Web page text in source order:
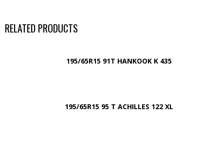
RELATED PRODUCTS
195/65R15 91T HANKOOK K 435
195/65R15 95 T ACHILLES 122 XL